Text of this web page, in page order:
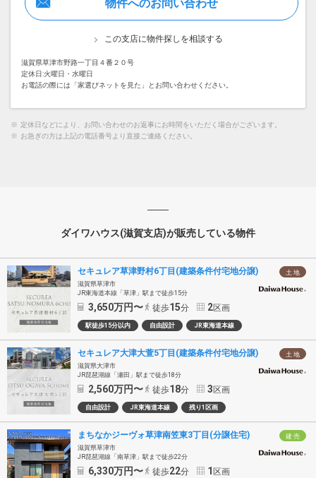
物件へのお問い合わせ
この支店に物件探しを相談する
滋賀県草津市野路一丁目４番２０号
定休日:火曜日・水曜日
お電話の際には「家選びネットを見た」とお問い合わせください。
※ 定休日などにより、お問い合わせのお返事にお時間をいただく場合がございます。
※ お急ぎの方は上記の電話番号より直接ご連絡ください。
ダイワハウス(滋賀支店)が販売している物件
土 地
セキュレア草津野村6丁目(建築条件付宅地分譲)
滋賀県草津市
JR東海道本線「草津」駅まで徒歩15分
3,650万円〜 徒歩15分 2区画
駅徒歩15分以内 自由設計 JR東海道本線
土 地
セキュレア大津大萱5丁目(建築条件付宅地分譲)
滋賀県大津市
JR琵琶湖線「瀬田」駅まで徒歩18分
2,560万円〜 徒歩18分 3区画
自由設計 JR東海道本線 残り1区画
建 売
まちなかジーヴォ草津南笠東3丁目(分譲住宅)
滋賀県草津市
JR琵琶湖線「南草津」駅まで徒歩22分
6,330万円〜 徒歩22分 1区画